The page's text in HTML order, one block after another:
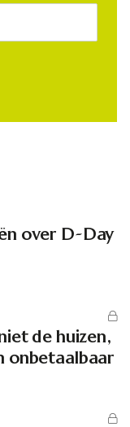
over D-Day
de huizen,
onbetaalbaar